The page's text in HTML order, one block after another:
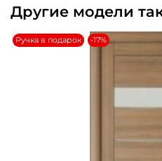
Другие модели
Ручка в подарок -17%